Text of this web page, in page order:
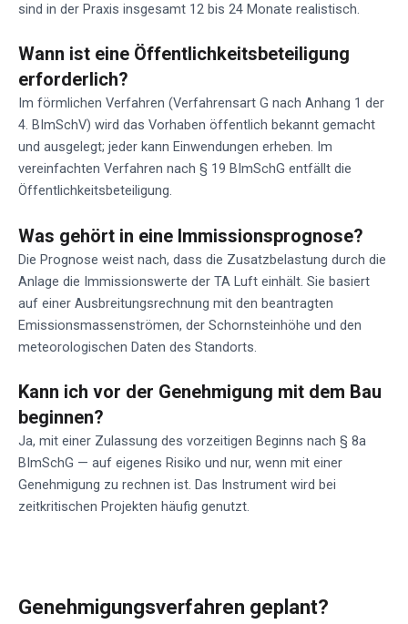
sind in der Praxis insgesamt 12 bis 24 Monate realistisch.
Wann ist eine Öffentlichkeitsbeteiligung
erforderlich?
Im förmlichen Verfahren (Verfahrensart G nach Anhang 1 der
4. BImSchV) wird das Vorhaben öffentlich bekannt gemacht
und ausgelegt; jeder kann Einwendungen erheben. Im
vereinfachten Verfahren nach § 19 BImSchG entfällt die
Öffentlichkeitsbeteiligung.
Was gehört in eine Immissionsprognose?
Die Prognose weist nach, dass die Zusatzbelastung durch die
Anlage die Immissionswerte der TA Luft einhält. Sie basiert
auf einer Ausbreitungsrechnung mit den beantragten
Emissionsmassenströmen, der Schornsteinhöhe und den
meteorologischen Daten des Standorts.
Kann ich vor der Genehmigung mit dem Bau
beginnen?
Ja, mit einer Zulassung des vorzeitigen Beginns nach § 8a
BImSchG — auf eigenes Risiko und nur, wenn mit einer
Genehmigung zu rechnen ist. Das Instrument wird bei
zeitkritischen Projekten häufig genutzt.
Genehmigungsverfahren geplant?